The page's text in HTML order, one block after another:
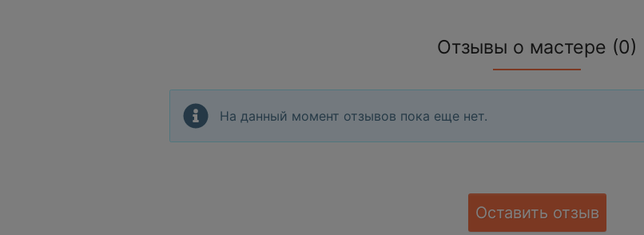
Отзывы о мастере (0)
На данный момент отзывов пока еще нет.
Оставить отзыв